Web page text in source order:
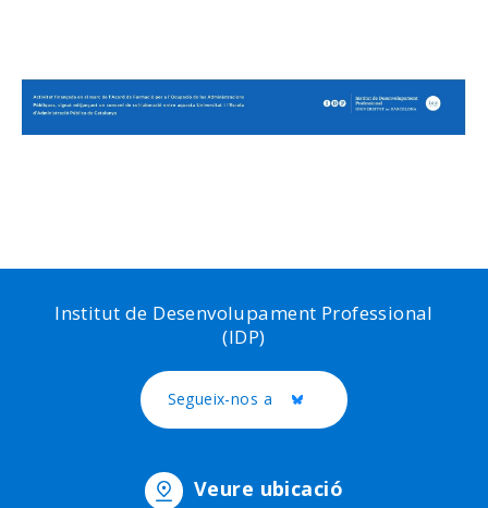
Institut de Desenvolupament Professional
(IDP)
Segueix-nos a Twitter
Veure ubicació